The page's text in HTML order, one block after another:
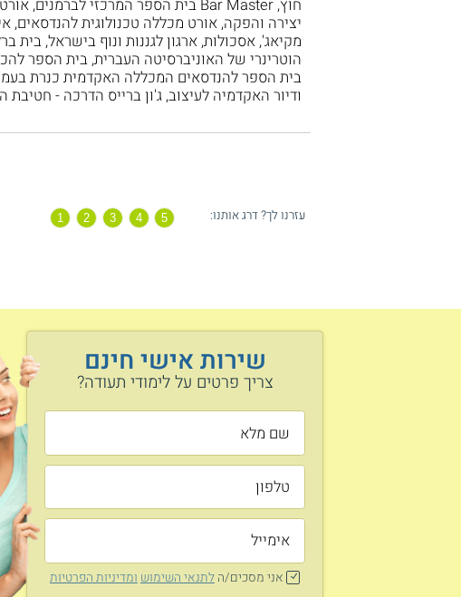
יצירה והפקה, אורט מכללה טכנולוגית להנדסאים,
מקיאג', אסכולות, ארגון לגננות ונוף בישראל, בית
הוטרינרי של האוניברסיטה העברית, בית הספר
בית הספר להנדסאים המכללה האקדמית כנרת
ודיור האקדמיה לעיצוב, ג'ון ברייס הדרכה -
עזרנו לך? דרג אותנו:
שירות אישי חינם
צריך פרטים על לימודי תעודה?
אני מסכים/הלתנאי השימוש ומדיניות הפרטיות